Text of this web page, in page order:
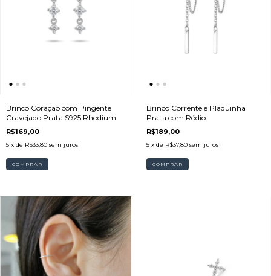
Brinco Coração com Pingente
Cravejado Prata S925 Rhodium
R$169,00
5 x de R$33,80 sem juros
Brinco Corrente e Plaquinha
Prata com Ródio
R$189,00
5 x de R$37,80 sem juros